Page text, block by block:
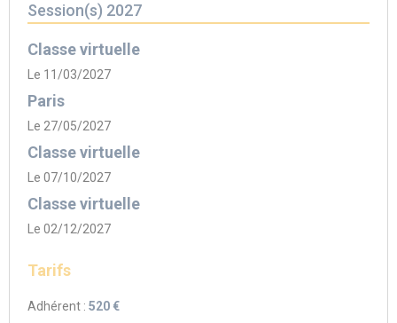
Session(s) 2027
Classe virtuelle
Le 11/03/2027
Paris
Le 27/05/2027
Classe virtuelle
Le 07/10/2027
Classe virtuelle
Le 02/12/2027
Tarifs
Adhérent : 520 €